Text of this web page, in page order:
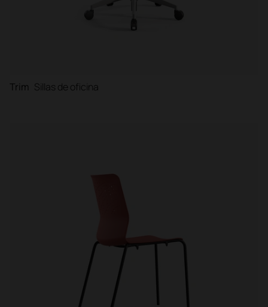
Trim Sillas de oficina